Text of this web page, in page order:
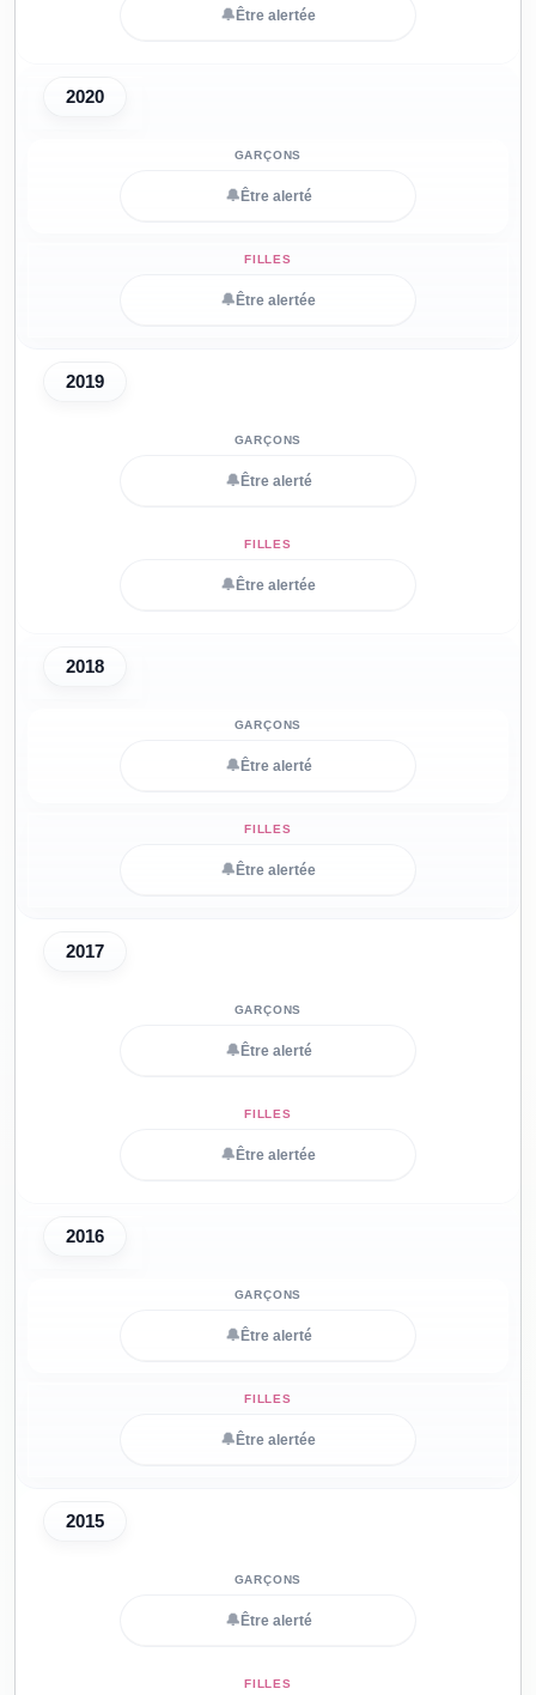
🔔 Être alertée
2020
🔔 Être alerté
🔔 Être alertée
2019
🔔 Être alerté
🔔 Être alertée
2018
🔔 Être alerté
🔔 Être alertée
2017
🔔 Être alerté
🔔 Être alertée
2016
🔔 Être alerté
🔔 Être alertée
2015
🔔 Être alerté